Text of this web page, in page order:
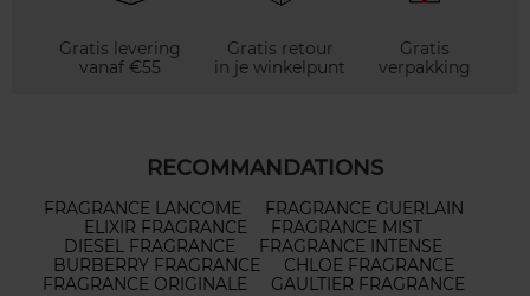
Gratis levering
vanaf €55
Gratis retour
in je winkelpunt
Gratis
verpakking
RECOMMANDATIONS
FRAGRANCE LANCOME
FRAGRANCE GUERLAIN
ELIXIR FRAGRANCE
FRAGRANCE MIST
DIESEL FRAGRANCE
FRAGRANCE INTENSE
BURBERRY FRAGRANCE
CHLOE FRAGRANCE
FRAGRANCE ORIGINALE
GAULTIER FRAGRANCE